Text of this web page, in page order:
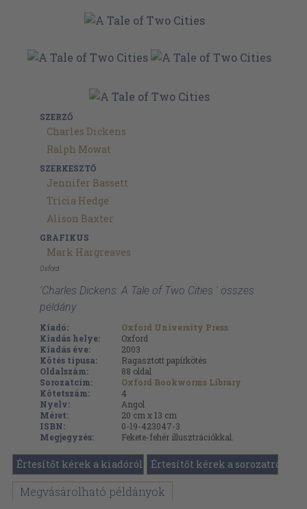
SZERZŐ
Charles Dickens
Ralph Mowat
SZERKESZTŐ
Jennifer Bassett
Tricia Hedge
Alison Baxter
GRAFIKUS
Mark Hargreaves
Oxford
'Charles Dickens: A Tale of Two Cities ' összes
példány
Kiadó:
Oxford University Press
Kiadás helye:
Oxford
Kiadás éve:
2003
Kötés típusa:
Ragasztott papírkötés
Oldalszám:
88 oldal
Sorozatcím:
Oxford Bookworms Library
Kötetszám:
4
Nyelv:
Angol
Méret:
20 cm x 13 cm
ISBN:
0-19-423047-3
Megjegyzés:
Fekete-fehér illusztrációkkal.
Értesítőt kérek a kiadóról Értesítőt kérek a sorozatról
Megvásárolható példányok